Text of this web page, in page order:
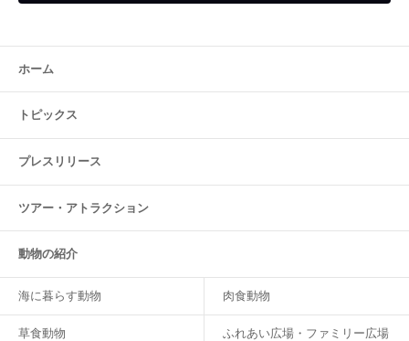
ホーム
トピックス
プレスリリース
ツアー・ アトラクション
動物の紹介
海に暮らす動物 肉食動物
草食動物 ふれあい広場・ファミリー広場